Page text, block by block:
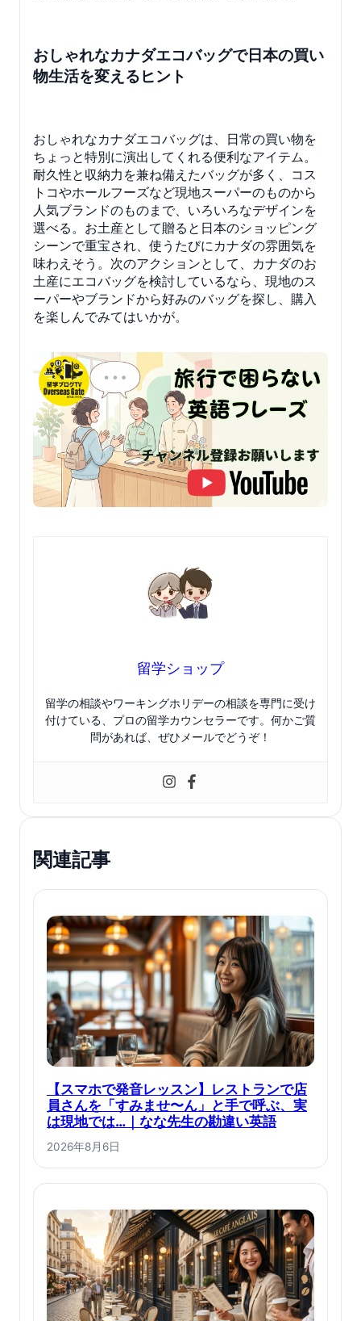
おしゃれなカナダエコバッグで日本の買い
物生活を変えるヒント
おしゃれなカナダエコバッグは、日常の買い物を
ちょっと特別に演出してくれる便利なアイテム。
耐久性と収納力を兼ね備えたバッグが多く、コス
トコやホールフーズなど現地スーパーのものから
人気ブランドのものまで、いろいろなデザインを
選べる。お土産として贈ると日本のショッピング
シーンで重宝され、使うたびにカナダの雰囲気を
味わえそう。次のアクションとして、カナダのお
土産にエコバッグを検討しているなら、現地のス
ーパーやブランドから好みのバッグを探し、購入
を楽しんでみてはいかが。
留学ショップ
留学の相談やワーキングホリデーの相談を専門に受け
付けている、プロの留学カウンセラーです。何かご質
問があれば、ぜひメールでどうぞ！
関連記事
【スマホで発音レッスン】レストランで店
員さんを「すみませ〜ん」と手で呼ぶ、実
は現地では…｜なな先生の勘違い英語
2026年8月6日